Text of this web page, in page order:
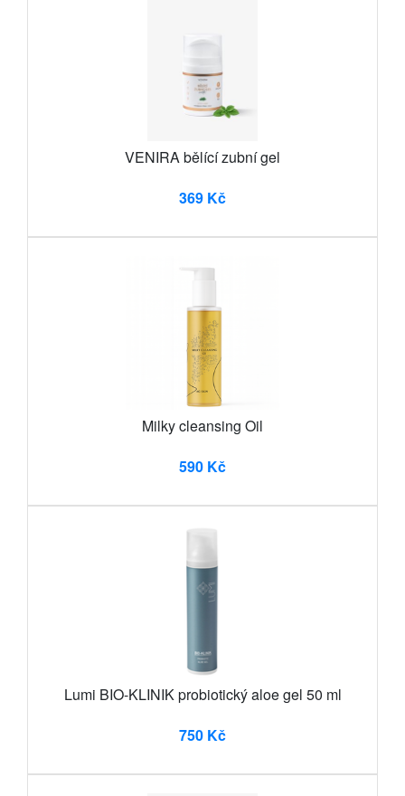
VENIRA bělící zubní gel
369 Kč
Milky cleansing Oil
590 Kč
Lumi BIO-KLINIK probiotický aloe gel 50 ml
750 Kč